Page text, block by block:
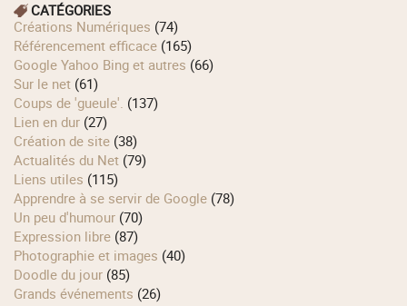
CATÉGORIES
Créations Numériques (74)
Référencement efficace (165)
Google Yahoo Bing et autres (66)
Sur le net (61)
Coups de 'gueule'. (137)
Lien en dur (27)
Création de site (38)
Actualités du Net (79)
Liens utiles (115)
Apprendre à se servir de Google (78)
Un peu d'humour (70)
Expression libre (87)
Photographie et images (40)
Doodle du jour (85)
Grands événements (26)